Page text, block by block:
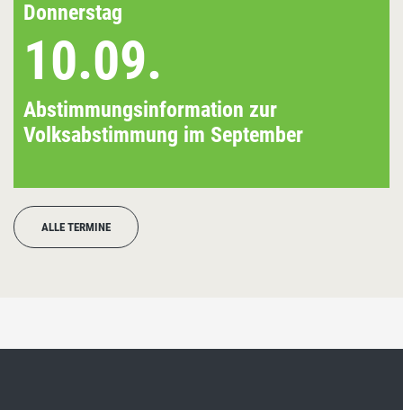
Donnerstag
10.09.
Abstimmungsinformation zur
Volksabstimmung im September
ALLE TERMINE